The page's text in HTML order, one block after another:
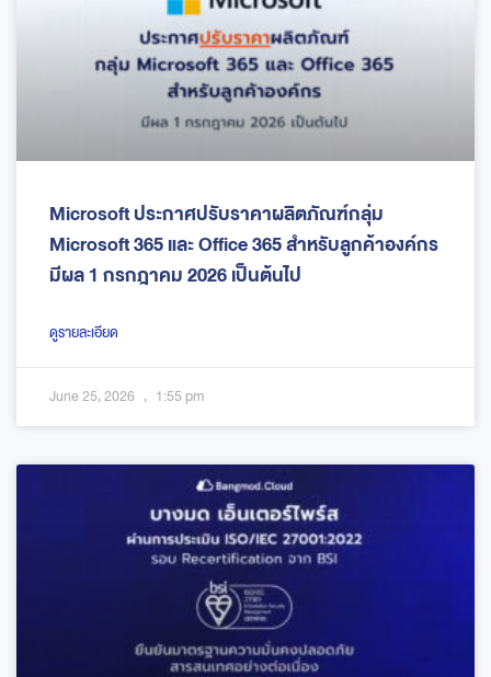
Microsoft ประกาศปรับราคาผลิตภัณฑ์กลุ่ม
Microsoft 365 และ Office 365 สำหรับลูกค้าองค์กร
มีผล 1 กรกฎาคม 2026 เป็นต้นไป
ดูรายละเอียด
June 25, 2026 1:55 pm